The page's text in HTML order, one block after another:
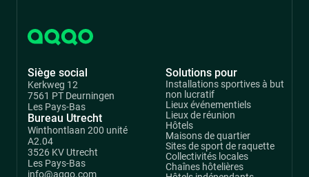
Siège social
Kerkweg 12
7561 PT Deurningen
Les Pays-Bas
Bureau Utrecht
Winthontlaan 200 unité
A2.04
3526 KV Utrecht
Les Pays-Bas
info@aqqo.com
Solutions pour
Installations sportives à but
non lucratif
Lieux événementiels
Lieux de réunion
Hôtels
Maisons de quartier
Sites de sport de raquette
Collectivités locales
Chaînes hôtelières